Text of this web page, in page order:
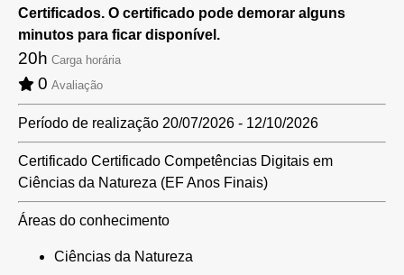
Certificados. O certificado pode demorar alguns
minutos para ficar disponível.
20h Carga horária
0 Avaliação
Período de realização 20/07/2026 - 12/10/2026
Certificado Certificado Competências Digitais em
Ciências da Natureza (EF Anos Finais)
Áreas do conhecimento
Ciências da Natureza